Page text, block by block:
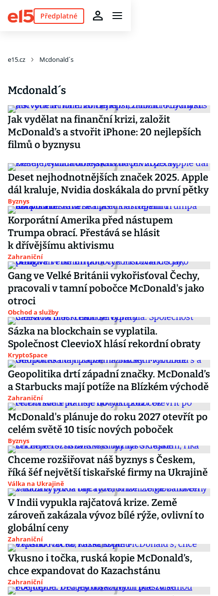
Předplatné
e15.cz Mcdonald´s
Mcdonald´s
Jak vydělat na finanční krizi, založit
McDonald’s a stvořit iPhone: 20 nejlepších
filmů o byznysu
Deset nejhodnotnějších značek 2025. Apple
dál kraluje, Nvidia doskákala do první pětky
Byznys
Korporátní Amerika před nástupem
Trumpa obrací. Přestává se hlásit
k dřívějšímu aktivismu
Zahraniční
Gang ve Velké Británii vykořisťoval Čechy,
pracovali v tamní pobočce McDonald's jako
otroci
Obchod a služby
Sázka na blockchain se vyplatila.
Společnost CleevioX hlásí rekordní obraty
KryptoSpace
Geopolitika drtí západní značky. McDonald’s
a Starbucks mají potíže na Blízkém východě
Zahraniční
McDonald's plánuje do roku 2027 otevřít po
celém světě 10 tisíc nových poboček
Byznys
Chceme rozšiřovat náš byznys s Českem,
říká šéf největší tiskařské firmy na Ukrajině
Válka na Ukrajině
V Indii vypukla rajčatová krize. Země
zároveň zakázala vývoz bílé rýže, ovlivní to
globální ceny
Zahraniční
Vkusno i točka, ruská kopie McDonald’s,
chce expandovat do Kazachstánu
Zahraniční